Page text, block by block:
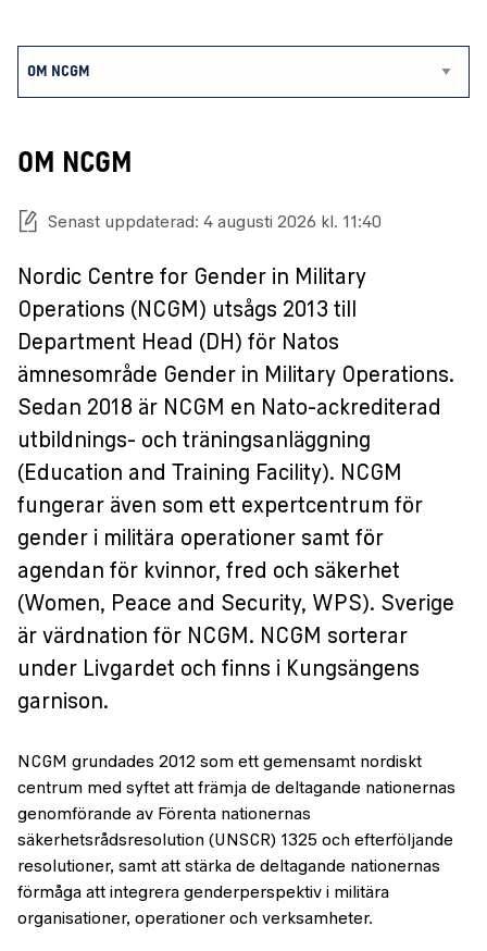
OM NCGM
Senast uppdaterad: 4 augusti 2026 kl. 11:40
Nordic Centre for Gender in Military
Operations (NCGM) utsågs 2013 till
Department Head (DH) för Natos
ämnesområde Gender in Military Operations.
Sedan 2018 är NCGM en Nato-ackrediterad
utbildnings- och träningsanläggning
(Education and Training Facility). NCGM
fungerar även som ett expertcentrum för
gender i militära operationer samt för
agendan för kvinnor, fred och säkerhet
(Women, Peace and Security, WPS). Sverige
är värdnation för NCGM. NCGM sorterar
under Livgardet och finns i Kungsängens
garnison.
NCGM grundades 2012 som ett gemensamt nordiskt
centrum med syftet att främja de deltagande nationernas
genomförande av Förenta nationernas
säkerhetsrådsresolution (UNSCR) 1325 och efterföljande
resolutioner, samt att stärka de deltagande nationernas
förmåga att integrera genderperspektiv i militära
organisationer, operationer och verksamheter.